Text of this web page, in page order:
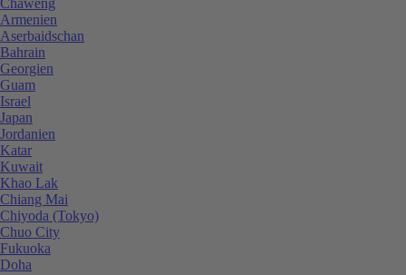
Armenien
Aserbaidschan
Bahrain
Georgien
Guam
Israel
Japan
Jordanien
Katar
Kuwait
Khao Lak
Chiang Mai
Chiyoda (Tokyo)
Chuo City
Fukuoka
Doha